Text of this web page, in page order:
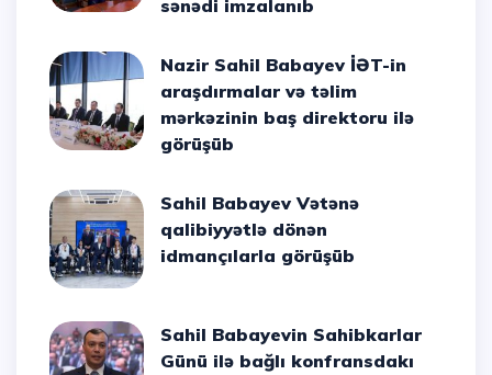
sənədi imzalanıb
Nazir Sahil Babayev İƏT-in
araşdırmalar və təlim
mərkəzinin baş direktoru ilə
görüşüb
Sahil Babayev Vətənə
qalibiyyətlə dönən
idmançılarla görüşüb
Sahil Babayevin Sahibkarlar
Günü ilə bağlı konfransdakı